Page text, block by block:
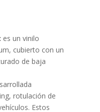
es un vinilo
cubierto con un
de baja
rotulación de
Estos